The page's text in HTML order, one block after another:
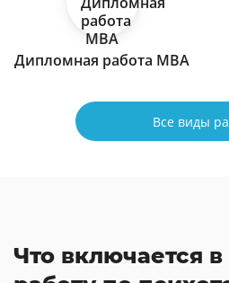
Дипломная работа МВА
Все виды
Что включается